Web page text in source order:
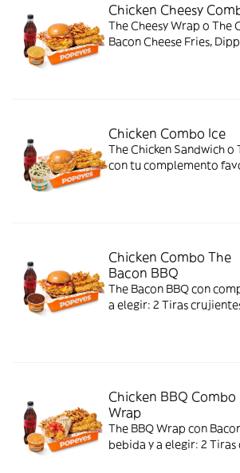
Chicken Cheesy
The Cheesy Wrap o The
Bacon Cheese Fries,
Chicken Combo Ice
The Chicken Sandwich o
con tu complemento
cajún, bebida y Pop
Chicken Combo The
Bacon BBQ
The Bacon BBQ con
a elegir: 2 Tiras
Chicken BBQ Combo
Wrap
The BBQ Wrap con
bebida y a elegir: 2